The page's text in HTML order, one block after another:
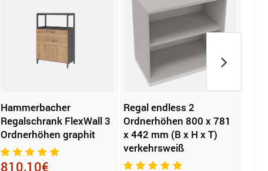
Hammerbacher
Regalschrank FlexWall 3
Ordnerhöhen graphit
810,10€
Regal endless 2
Ordnerhöhen 800 x 781
x 442 mm (B x H x T)
verkehrsweiß